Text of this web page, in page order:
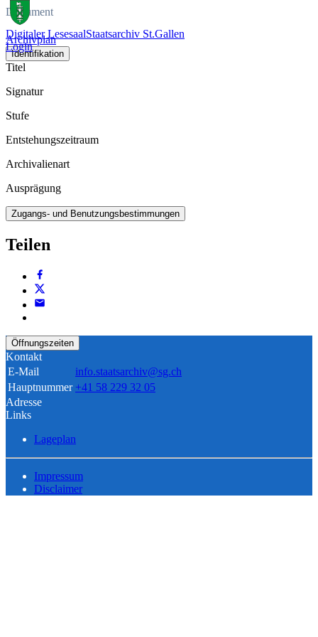
Digitaler LesesaalStaatsarchiv St.Gallen
Login
Dokument
Archivplan
Identifikation
Titel
Signatur
Stufe
Entstehungszeitraum
Archivalienart
Ausprägung
Zugangs- und Benutzungsbestimmungen
Teilen
Öffnungszeiten
Kontakt
E-Mail
info.staatsarchiv@sg.ch
Hauptnummer +41 58 229 32 05
Adresse
Links
Lageplan
Impressum
Disclaimer